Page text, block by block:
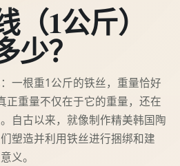
1公斤）
少？
一根重1公斤的铁丝，重量恰好
正重量不仅在于它的重量，还在
自古以来，就像制作精美韩国陶
塑造并利用铁丝进行捆绑和建
义。